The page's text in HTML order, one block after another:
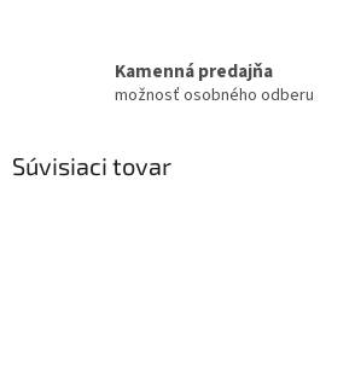
Kamenná predajňa
možnosť osobného odberu
Súvisiaci tovar